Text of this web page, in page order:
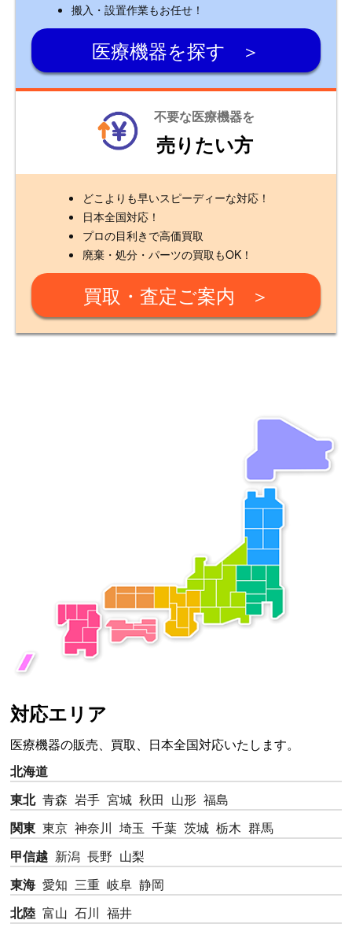
搬入・設置作業もお任せ！
医療機器を探す
不要な医療機器を
売りたい方
どこよりも早いスピーディーな対応！
日本全国対応！
プロの目利きで高価買取
廃棄・処分・パーツの買取もOK！
買取・査定ご案内
対応エリア
医療機器の販売、買取、日本全国対応いたします。
北海道
東北 青森 岩手 宮城 秋田 山形 福島
関東 東京 神奈川 埼玉 千葉 茨城 栃木 群馬
甲信越 新潟 長野 山梨
東海 愛知 三重 岐阜 静岡
北陸 富山 石川 福井